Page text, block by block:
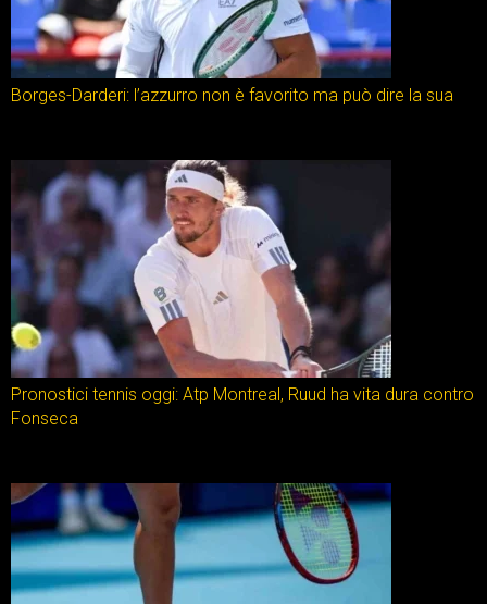
Borges-Darderi: l’azzurro non è favorito ma può dire la sua
Pronostici tennis oggi: Atp Montreal, Ruud ha vita dura contro
Fonseca